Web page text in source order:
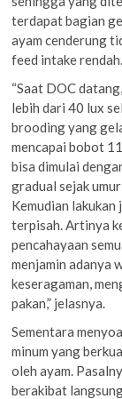
terdapat bagian
ayam cenderung
feed intake rendah.
“Saat DOC
lebih dari 40 lux
brooding yang
mencapai bobot
bisa dimulai
gradual sejak
Kemudian
terpisah. Artinya
pencahayaan
menjamin adanya
keseragaman,
pakan,” jelasnya.
Sementara
minum yang
oleh ayam.
berakibat